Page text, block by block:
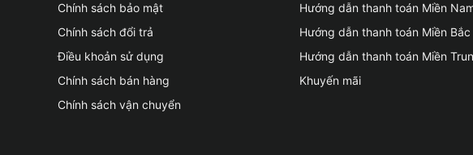
Chính sách bảo mật
Chính sách đổi trả
Điều khoản sử dụng
Chính sách bán hàng
Chính sách vận chuyển
Hướng dẫn thanh toán Miền
Hướng dẫn thanh toán Miền Bắc
Hướng dẫn thanh toán Miền
Khuyến mãi